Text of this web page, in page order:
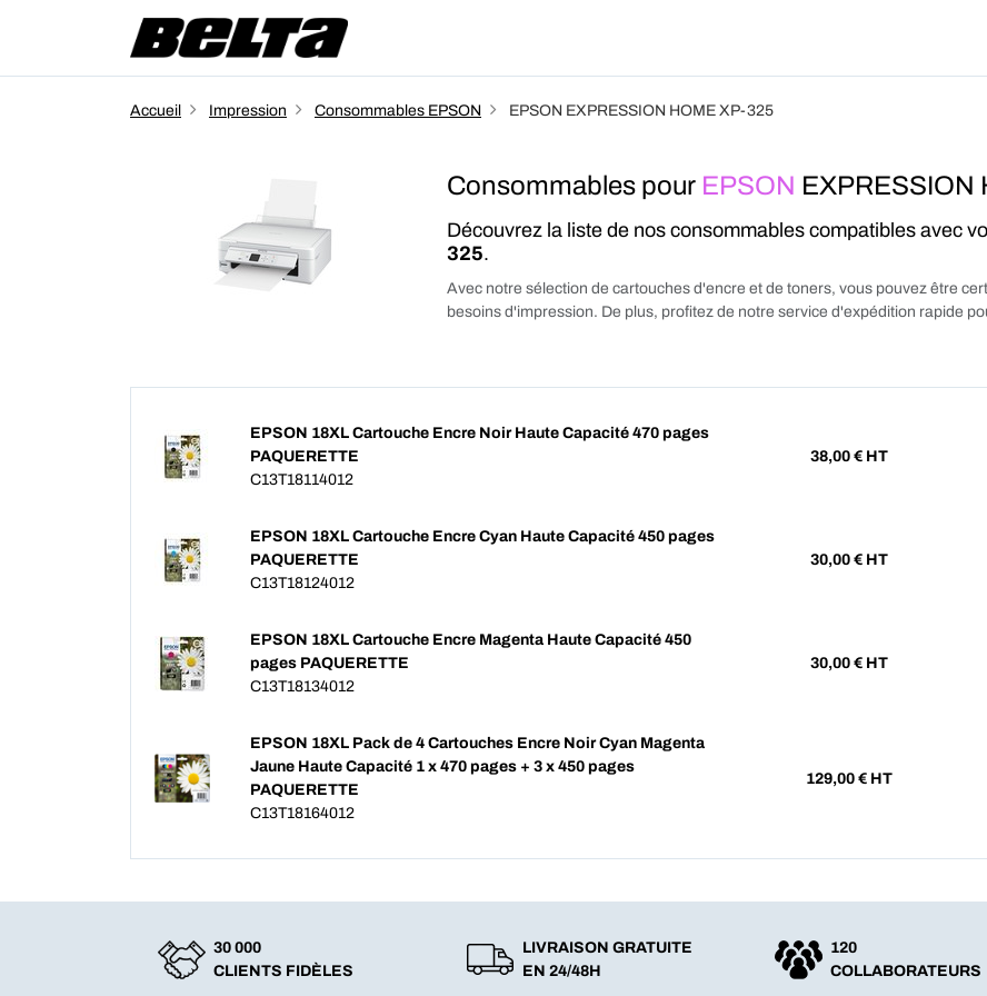
Accueil Impression Consommables EPSON EPSON EXPRESSION HOME XP-325
Consommables pour EPSON EXPRESSION
Découvrez la liste de nos consommables compatibles avec
325.
Avec notre sélection de cartouches d'encre et de toners, vous pouvez être
besoins d'impression. De plus, profitez de notre service d'expédition rapide
EPSON 18XL Cartouche Encre Noir Haute Capacité 470 pages
PAQUERETTE
C13T18114012
38,00 € HT
EPSON 18XL Cartouche Encre Cyan Haute Capacité 450 pages
PAQUERETTE
C13T18124012
30,00 € HT
EPSON 18XL Cartouche Encre Magenta Haute Capacité 450
pages PAQUERETTE
C13T18134012
30,00 € HT
EPSON 18XL Pack de 4 Cartouches Encre Noir Cyan Magenta
Jaune Haute Capacité 1 x 470 pages + 3 x 450 pages
PAQUERETTE
C13T18164012
129,00 € HT
30 000
CLIENTS FIDÈLES
LIVRAISON GRATUITE
EN 24/48H
120
COLLABORATEURS